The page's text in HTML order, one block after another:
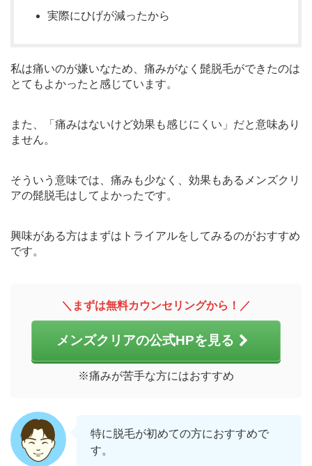
実際にひげが減ったから
私は痛いのが嫌いなため、痛みがなく髭脱毛ができたのは
とてもよかったと感じています。
また、「痛みはないけど効果も感じにくい」だと意味あり
ません。
そういう意味では、痛みも少なく、効果もあるメンズクリ
アの髭脱毛はしてよかったです。
興味がある方はまずはトライアルをしてみるのがおすすめ
です。
＼まずは無料カウンセリングから！／
メンズクリアの公式HPを見る
※痛みが苦手な方にはおすすめ
特に脱毛が初めての方におすすめで
す。